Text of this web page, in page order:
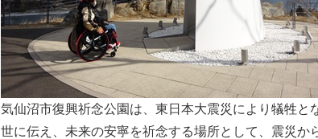
気仙沼市復興祈念公園は、東日本大震災により犠牲と
世に伝え、未来の安寧を祈念する場所として、震災か